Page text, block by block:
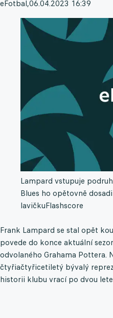
eFotbal,06.04.2023 16:39
Lampard vstupuje
Blues ho opětovně
lavičkuFlashscore
Frank Lampard se stal opět
povede do konce aktuální
odvolaného Grahama Pottera.
čtyřiačtyřicetiletý bývalý
historii klubu vrací po dvou